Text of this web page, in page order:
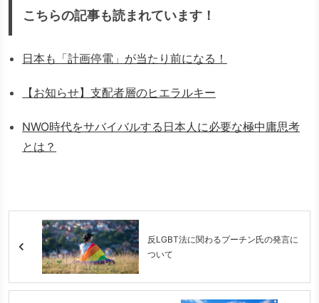
こちらの記事も読まれています！
日本も「計画停電」が当たり前になる！
【お知らせ】支配者層のヒエラルキー
NWO時代をサバイバルする日本人に必要な極中庸思考
とは？
反LGBT法に関わるプーチン氏の発言に
ついて